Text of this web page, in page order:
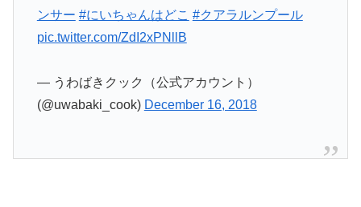
ンサー #にいちゃんはどこ #クアラルンプール
pic.twitter.com/ZdI2xPNllB
— うわばきクック（公式アカウント）
(@uwabaki_cook) December 16, 2018